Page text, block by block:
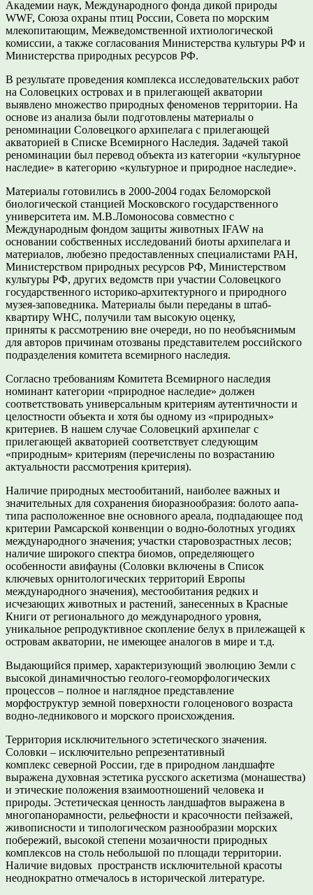
Академии наук, Международного фонда дикой природы
WWF, Союза охраны птиц России, Совета по морским
млекопитающим, Межведомственной ихтиологической
комиссии, а также согласования Министерства культуры РФ и
Министерства природных ресурсов РФ.
В результате проведения комплекса исследовательских работ
на Соловецких островах и в прилегающей акватории
выявлено множество природных феноменов территории. На
основе из анализа были подготовлены материалы о
реноминации Соловецкого архипелага с прилегающей
акваторией в Списке Всемирного Наследия. Задачей такой
реноминации был перевод объекта из категории «культурное
наследие» в категорию «культурное и природное наследие».
Материалы готовились в 2000-2004 годах Беломорской
биологической станцией Московского государственного
университета им. М.В.Ломоносова совместно с
Международным фондом защиты животных IFAW на
основании собственных исследований биоты архипелага и
материалов, любезно предоставленных специалистами РАН,
Министерством природных ресурсов РФ, Министерством
культуры РФ, других ведомств при участии Соловецкого
государственного историко-архитектурного и природного
музея-заповедника. Материалы были переданы в штаб-
квартиру WHC, получили там высокую оценку,
приняты к рассмотрению вне очереди, но по необъяснимым
для авторов причинам отозваны представителем российского
подразделения комитета всемирного наследия.
Согласно требованиям Комитета Всемирного наследия
номинант категории «природное наследие» должен
соответствовать универсальным критериям аутентичности и
целостности объекта и хотя бы одному из «природных»
критериев. В нашем случае Соловецкий архипелаг с
прилегающей акваторией соответствует следующим
«природным» критериям (перечислены по возрастанию
актуальности рассмотрения критерия).
Наличие природных местообитаний, наиболее важных и
значительных для сохранения биоразнообразия: болото аапа-
типа расположенное вне основного ареала, подпадающее под
критерии Рамсарской конвенции о водно-болотных угодиях
международного значения; участки старовозрастных лесов;
наличие широкого спектра биомов, определяющего
особенности авифауны (Соловки включены в Список
ключевых орнитологических территорий Европы
международного значения), местообитания редких и
исчезающих животных и растений, занесенных в Красные
Книги от регионального до международного уровня,
уникальное репродуктивное скопление белух в прилежащей к
островам акватории, не имеющее аналогов в мире и т.д.
Выдающийся пример, характеризующий эволюцию Земли с
высокой динамичностью геолого-геоморфологических
процессов – полное и наглядное представление
морфоструктур земной поверхности голоценового возраста
водно-ледникового и морского происхождения.
Территория исключительного эстетического значения.
Соловки – исключительно репрезентативный
комплекс северной России, где в природном ландшафте
выражена духовная эстетика русского аскетизма (монашества)
и этические положения взаимоотношений человека и
природы. Эстетическая ценность ландшафтов выражена в
многопанорамности, рельефности и красочности пейзажей,
живописности и типологическом разнообразии морских
побережий, высокой степени мозаичности природных
комплексов на столь небольшой по площади территории.
Наличие видовых пространств исключительной красоты
неоднократно отмечалось в исторической литературе.